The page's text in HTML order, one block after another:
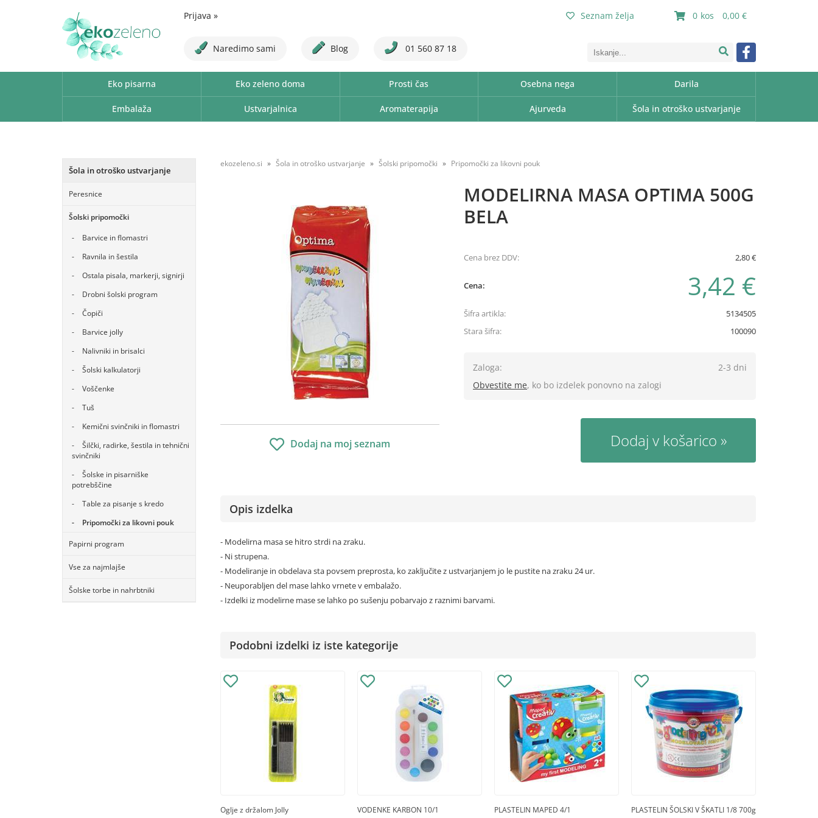
0 0,00
Prijava » Seznam želja
Naredimo sami Blog 01 560 87 18
Eko pisarna Eko zeleno doma Prosti čas Osebna nega Darila
Embalaža Ustvarjalnica Aromaterapija Ajurveda Šola in otroško ustvarjanje
Šola in otroško ustvarjanje
Peresnice
Šolski pripomočki
Barvice in flomastri
Ravnila in šestila
Ostala pisala, markerji, signirji
Drobni šolski program
Čopiči
Barvice jolly
Nalivniki in brisalci
Šolski kalkulatorji
Voščenke
Tuš
Kemični svinčniki in flomastri
Šilčki, radirke, šestila in tehnični
svinčniki
Šolske in pisarniške
potrebščine
Table za pisanje s kredo
Pripomočki za likovni pouk
Papirni program
Vse za najmlajše
Šolske torbe in nahrbtniki
ekozeleno.si Šola in otroško ustvarjanje Šolski pripomočki Pripomočki za likovni pouk
MODELIRNA MASA OPTIMA 500G
BELA
Dodaj na moj seznam
Cena brez DDV: 2,80 €
Cena: 3,42 €
Šifra artikla:
5134505
Stara šifra:
100090
Zaloga:
2-3 dni
Obvestite me, ko bo izdelek ponovno na zalogi
Dodaj v košarico
Opis izdelka
- Modelirna masa se hitro strdi na zraku.
- Ni strupena.
- Modeliranje in obdelava sta povsem preprosta, ko zaključite z ustvarjanjem jo le pustite na zraku 24 ur.
- Neuporabljen del mase lahko vrnete v embalažo.
- Izdelki iz modelirne mase se lahko po sušenju pobarvajo z raznimi barvami.
Podobni izdelki iz iste kategorije
Oglje z držalom Jolly VODENKE KARBON 10/1 PLASTELIN MAPED 4/1 PLASTELIN ŠOLSKI V ŠKATLI 1/8 700g